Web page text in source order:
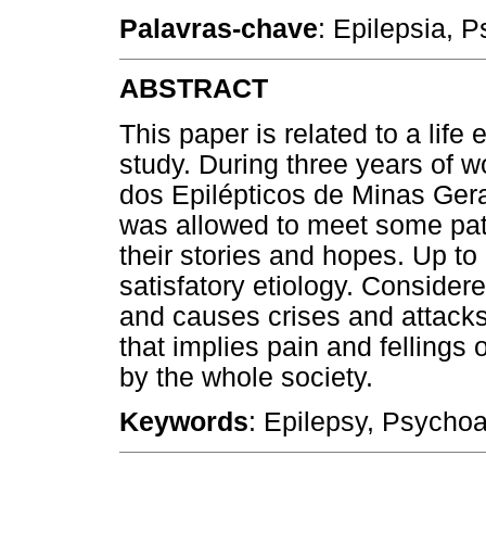
Palavras-chave: Epilepsia,
ABSTRACT
This paper is related to a life
study. During three years of
dos Epilépticos de Minas
was allowed to meet some
their stories and hopes. Up
satisfatory etiology.
and causes crises and
that implies pain and fellings
by the whole society.
Keywords: Epilepsy,